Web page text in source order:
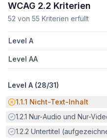
WCAG 2.2 Kriterien
52 von 55 Kriterien erfüllt
Level A
Level AA
Level A (28/31)
Potenzielle Barriere:
1.1.1 Nicht-Text-Inhalt
Erfüllt:
1.2.1 Nur-Audio und Nur-
Erfüllt:
1.2.2 Untertitel